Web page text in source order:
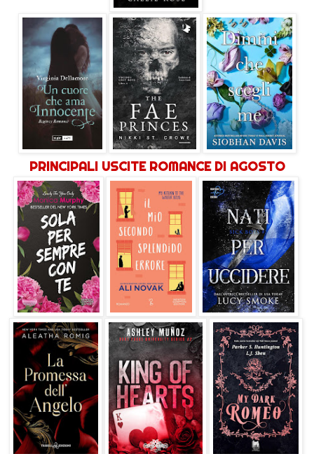
PRINCIPALI USCITE ROMANCE DI AGOSTO